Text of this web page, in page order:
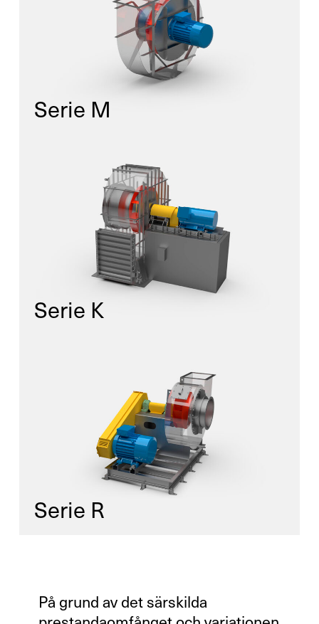
Serie M
Serie K
Serie R
På grund av det särskilda